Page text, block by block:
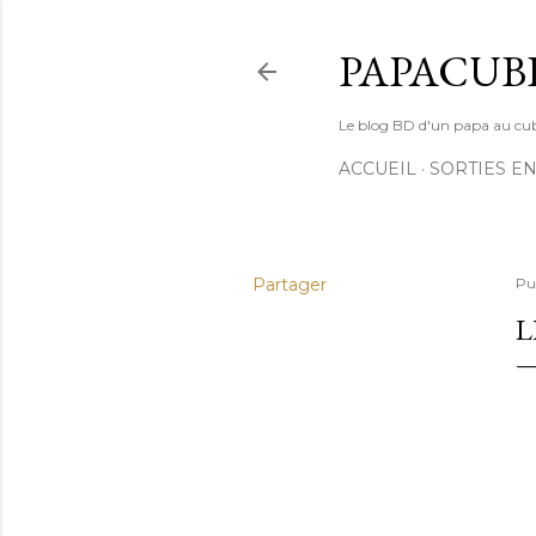
Le blog BD d'un papa au
ACCUEIL SORTIES
Partager